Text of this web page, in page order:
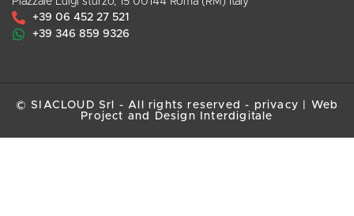
+39 06 452 27 521
+39 346 859 9326
© SIACLOUD Srl - All rights reserved - privacy
Web
Project and Design Interdigitale